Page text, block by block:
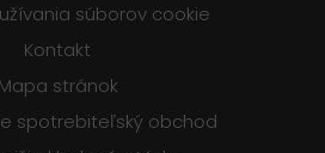
súborov cookie
Kontakt
Mapa stránok
spotrebiteľský obchod